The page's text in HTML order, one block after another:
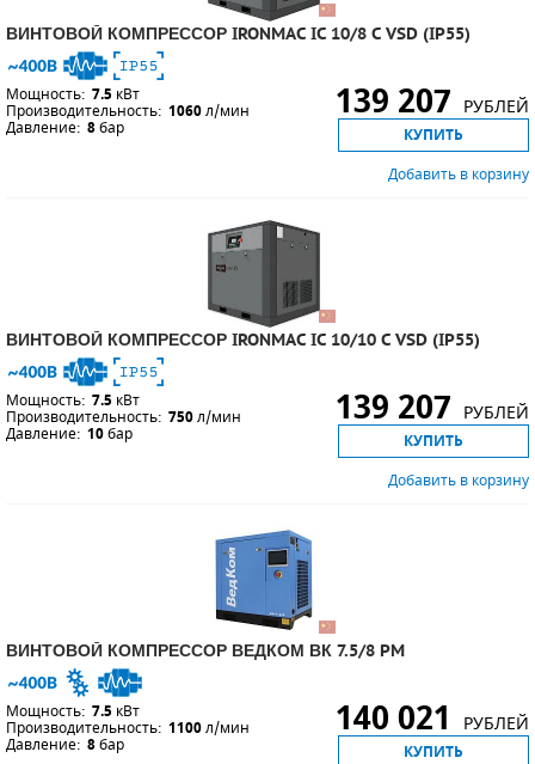
ВИНТОВОЙ КОМПРЕССОР IRONMAC IC 10/8 C VSD (IP55)
Мощность: 7.5 кВт
Производительность: 1060л/мин
Давление: 8бар
139 207 РУБЛЕЙ
КУПИТЬ
Добавить в корзину
ВИНТОВОЙ КОМПРЕССОР IRONMAC IC 10/10 C VSD (IP55)
Мощность: 7.5 кВт
Производительность: 750л/мин
Давление: 10бар
139 207 РУБЛЕЙ
КУПИТЬ
Добавить в корзину
ВИНТОВОЙ КОМПРЕССОР ВЕДКОМ ВК 7.5/8 PM
Мощность: 7.5 кВт
Производительность: 1100л/мин
Давление: 8бар
140 021 РУБЛЕЙ
КУПИТЬ